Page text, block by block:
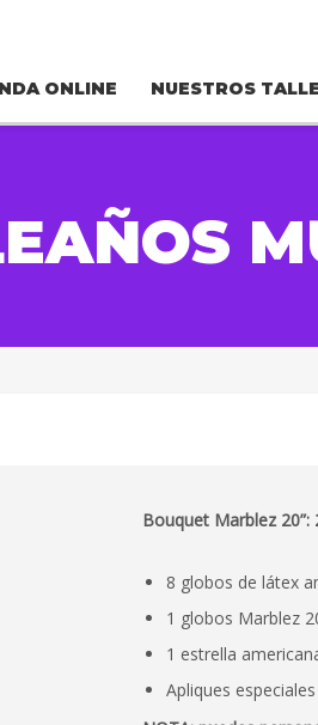
ONLINE NUESTROS
Bouquet Marblez
8 globos de látex
1 globos Marblez
1 estrella
Apliques especiales